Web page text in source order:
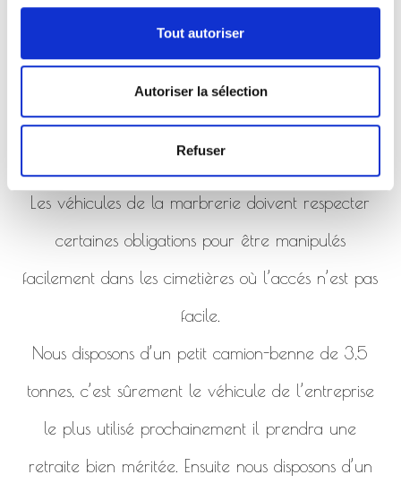
Tout autoriser
Autoriser la sélection
Refuser
Pour répondre aux demandes de notre clientèle,
véhicules.
Que ça soit pour l’activité de pompes funèbres ou
Les véhicules de la marbrerie doivent respecter
certaines obligations pour être manipulés
facilement dans les cimetières où l’accés n’est pas
facile.
Nous disposons d’un petit camion-benne de 3,5
tonnes, c’est sûrement le véhicule de l’entreprise
le plus utilisé prochainement il prendra une
retraite bien méritée. Ensuite nous disposons d’un